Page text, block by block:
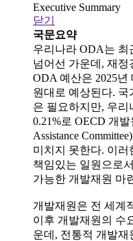
Executive Summary
닫기
국문요약
우리나라 ODA는 최
넘어선 가운데, 재정
ODA 예산은 2025년
원대로 예상된다. 국
은 필요하지만, 우
0.21%로 OECD 개
Assistance
미치지 못한다. 이
책임있는 일원으로
가능한 개발재원 마
개발재원은 전 세계
이후 개발재원의 수
운데, 전통적 개발